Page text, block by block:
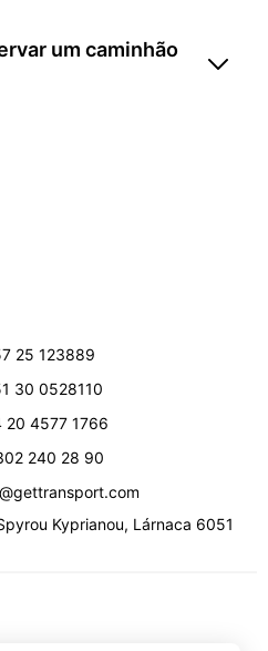
um caminhão
25 123889
30 0528110
20 4577 1766
240 28 90
Kyprianou, Lárnaca 6051